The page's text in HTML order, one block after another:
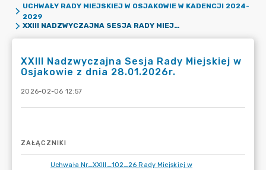
UCHWAŁY RADY MIEJSKIEJ W OSJAKOWIE W KADENCJI 2024-
2029
XXIII NADZWYCZAJNA SESJA RADY MIEJSKIEJ W OSJAKOWIE Z DNIA 28.01.2026R.
XXIII Nadzwyczajna Sesja Rady Miejskiej w
Osjakowie z dnia 28.01.2026r.
2026-02-06 12:57
ZAŁĄCZNIKI
Uchwała Nr_XXIII_102_26 Rady Miejskiej w